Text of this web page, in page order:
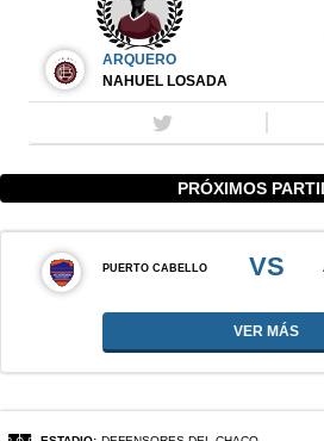
ARQUERO
NAHUEL LOSADA
PRÓXIMOS
PUERTO CABELLO VS
VER MÁS